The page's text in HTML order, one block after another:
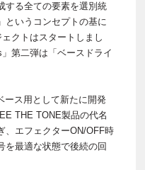
する全ての要素を選別統
というコンセプトの基に
クトはスタートしまし
第二弾は「ベースドライ
ース用として新たに開発
THE TONE製品の代名
、エフェクターON/OFF時
を最適な状態で後続の回